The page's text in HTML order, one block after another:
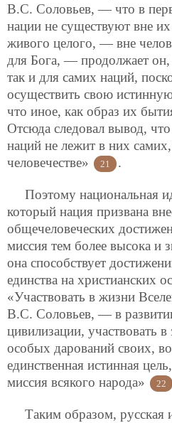
В.С. Соловьев, — что в
нации не существуют вне
живого целого, — вне
для Бога, — продолжает
так и для самих наций,
осуществить свою
что иное, как образ их
Отсюда следовал вывод,
наций не лежит в них
человечестве»
21 .
Поэтому национальная
который нация призвана
общечеловеческих
миссия тем более высока и
она способствует
единства на христианских
«Участвовать в жизни
В.С. Соловьев, — в
цивилизации, участвовать
особых дарований своих,
единственная истинная
миссия всякого народа»
22
Таким образом, русская